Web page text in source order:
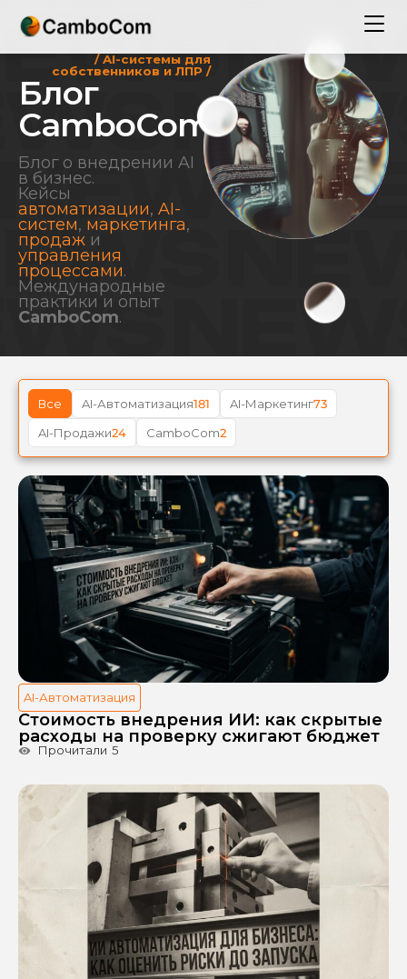
/ AI-системы для
собственников и ЛПР /
Блог
CamboCom
Блог о внедрении AI
в бизнес.
Кейсы
автоматизации, AI-
систем, маркетинга,
продаж и
управления
процессами.
Международные
практики и опыт
CamboCom.
Все AI-Автоматизация181 AI-Маркетинг73
AI-Продажи24 CamboCom2
AI-Автоматизация
Стоимость внедрения ИИ: как скрытые
расходы на проверку сжигают бюджет
Прочитали 5